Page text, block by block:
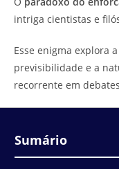
intriga cientistas e
Esse enigma explora
previsibilidade e a
recorrente em
Sumário